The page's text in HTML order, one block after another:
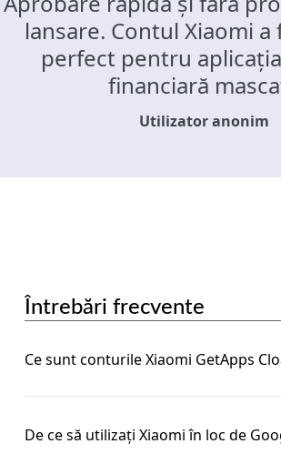
lansare. Contul Xiaomi
perfect pentru
financiară
Utilizator anonim
Întrebări frecvente
Ce sunt conturile Xiaomi GetApps
De ce să utilizați Xiaomi în loc de